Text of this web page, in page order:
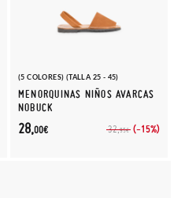
(5 COLORES) (TALLA 25 - 45)
MENORQUINAS NIÑOS AVARCAS
NOBUCK
32,95€ (-15%)
28,00€